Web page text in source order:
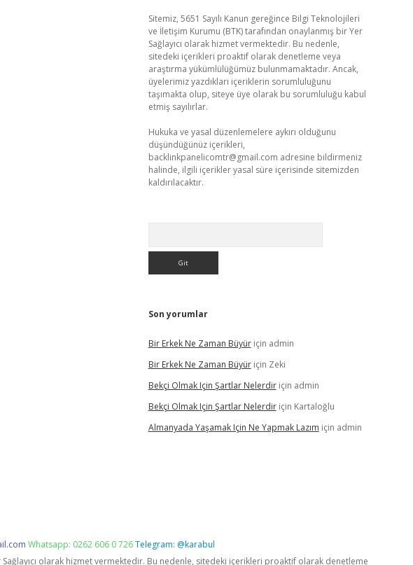
Sitemiz, 5651 Sayılı Kanun gereğince Bilgi Teknolojileri
ve İletişim Kurumu (BTK) tarafından onaylanmış bir Yer
Sağlayıcı olarak hizmet vermektedir. Bu nedenle,
sitedeki içerikleri proaktif olarak denetleme veya
araştırma yükümlülüğümüz bulunmamaktadır. Ancak,
üyelerimiz yazdıkları içeriklerin sorumluluğunu
taşımakta olup, siteye üye olarak bu sorumluluğu kabul
etmiş sayılırlar.
Hukuka ve yasal düzenlemelere aykırı olduğunu
düşündüğünüz içerikleri,
backlinkpanelicomtr@gmail.com adresine bildirmeniz
halinde, ilgili içerikler yasal süre içerisinde sitemizden
kaldırılacaktır.
Son yorumlar
Bir Erkek Ne Zaman Büyüriçin admin
Bir Erkek Ne Zaman Büyüriçin Zeki
Bekçi Olmak Için Şartlar Nelerdiriçin admin
Bekçi Olmak Için Şartlar Nelerdiriçin Kartaloğlu
Almanyada Yaşamak Için Ne Yapmak Lazım için admin
Whatsapp: 0262 606 0 726Telegram: @karabul
olarak hizmet vermektedir. Bu nedenle, sitedeki içerikleri proaktif olarak denetleme